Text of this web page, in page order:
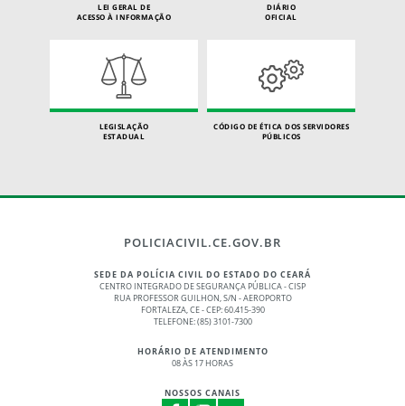
LEI GERAL DE
ACESSO À INFORMAÇÃO
DIÁRIO
OFICIAL
LEGISLAÇÃO
ESTADUAL
CÓDIGO DE ÉTICA DOS SERVIDORES
PÚBLICOS
POLICIACIVIL.CE.GOV.BR
SEDE DA POLÍCIA CIVIL DO ESTADO DO CEARÁ
CENTRO INTEGRADO DE SEGURANÇA PÚBLICA - CISP
RUA PROFESSOR GUILHON, S/N - AEROPORTO
FORTALEZA, CE - CEP: 60.415-390
TELEFONE: (85) 3101-7300
HORÁRIO DE ATENDIMENTO
08 ÀS 17 HORAS
NOSSOS CANAIS